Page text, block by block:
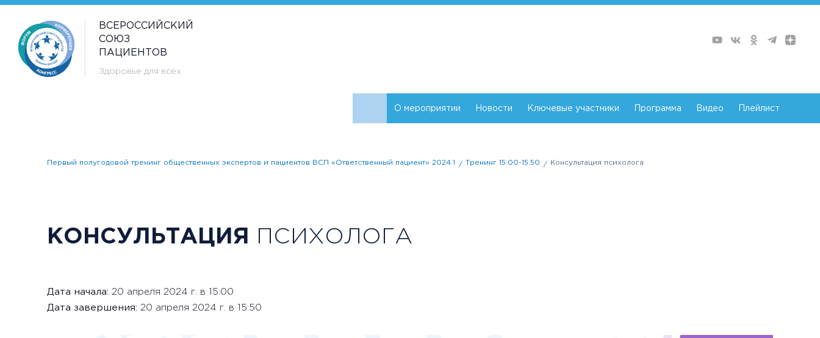
ВСЕРОССИЙСКИЙ
СОЮЗ
ПАЦИЕНТОВ
Здоровье для всех
О мероприятии Новости Ключевые участники Программа Видео Плейлист
Первый полугодовой тренинг общественных экспертов и пациентов ВСП «Ответственный пациент» 2024.1 Тренинг 15.00-15.50 Консультация психолога
КОНСУЛЬТАЦИЯ ПСИХОЛОГА
Дата начала: 20 апреля 2024 г. в 15:00
Дата завершения: 20 апреля 2024 г. в 15:50